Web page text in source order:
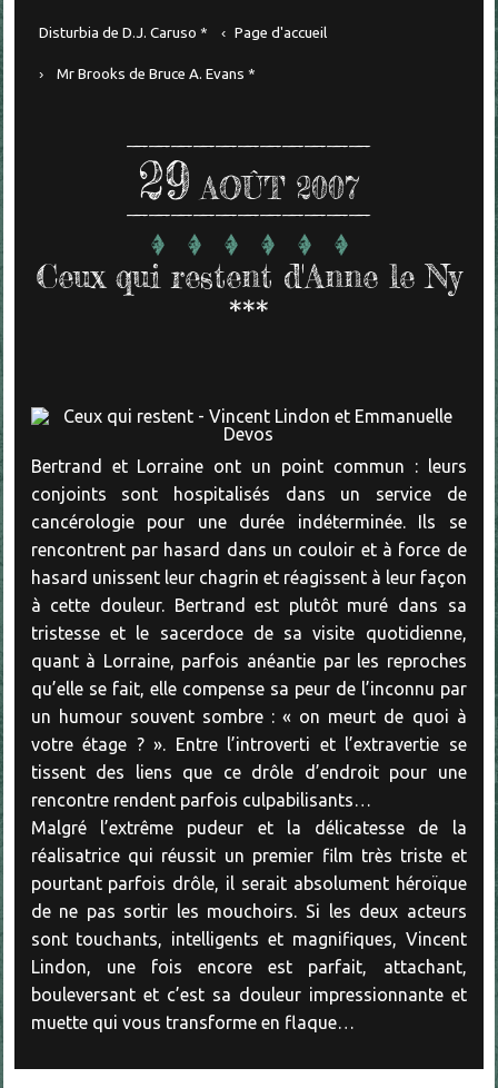
Disturbia de D.J. Caruso * Page d'accueil
Mr Brooks de Bruce A. Evans *
29 AOÛT 2007
Ceux qui restent d'Anne le Ny
***
Bertrand et Lorraine ont un point commun : leurs
conjoints sont hospitalisés dans un service de
cancérologie pour une durée indéterminée. Ils se
rencontrent par hasard dans un couloir et à force de
hasard unissent leur chagrin et réagissent à leur façon
à cette douleur. Bertrand est plutôt muré dans sa
tristesse et le sacerdoce de sa visite quotidienne,
quant à Lorraine, parfois anéantie par les reproches
qu’elle se fait, elle compense sa peur de l’inconnu par
un humour souvent sombre : « on meurt de quoi à
votre étage ? ». Entre l’introverti et l’extravertie se
tissent des liens que ce drôle d’endroit pour une
rencontre rendent parfois culpabilisants…
Malgré l’extrême pudeur et la délicatesse de la
réalisatrice qui réussit un premier film très triste et
pourtant parfois drôle, il serait absolument héroïque
de ne pas sortir les mouchoirs. Si les deux acteurs
sont touchants, intelligents et magnifiques, Vincent
Lindon, une fois encore est parfait, attachant,
bouleversant et c’est sa douleur impressionnante et
muette qui vous transforme en flaque…